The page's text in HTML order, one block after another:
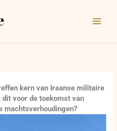
kern van Iraanse militaire
voor de toekomst van
machtsverhoudingen?